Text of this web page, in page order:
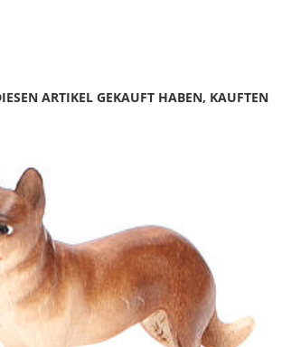
ARTIKEL GEKAUFT HABEN, KAUFTEN